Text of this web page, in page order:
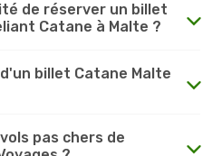
de réserver un billet
Catane à Malte ?
billet Catane Malte
pas chers de